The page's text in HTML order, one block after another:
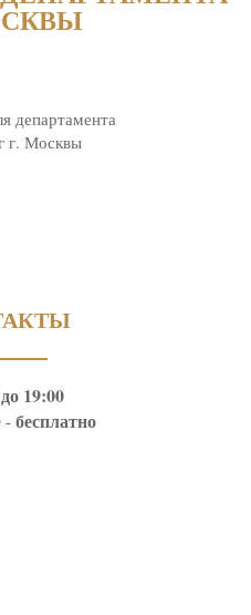
департамента
г. Москвы
19:00
-бесплатно